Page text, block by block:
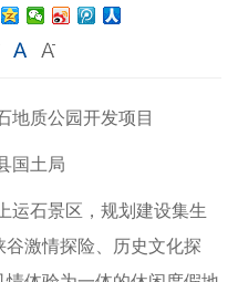
地质公园开发项目
国土局
运石景区， 规划 建设集生
激情探险、历史文化探